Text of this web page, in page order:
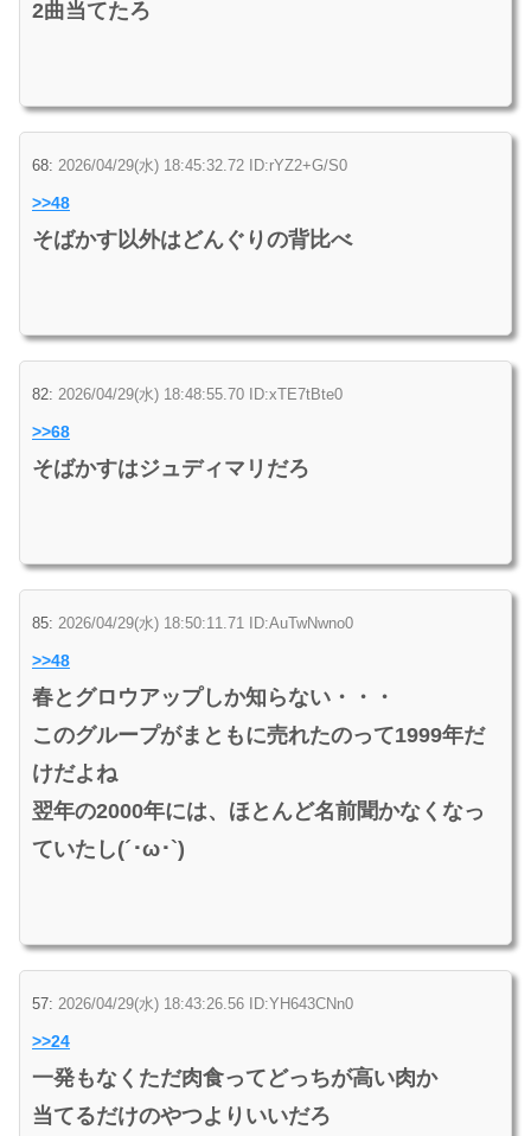
2曲当てたろ
68: 2026/04/29(水) 18:45:32.72 ID:rYZ2+G/S0
>>48
そばかす以外はどんぐりの背比べ
82: 2026/04/29(水) 18:48:55.70 ID:xTE7tBte0
>>68
そばかすはジュディマリだろ
85: 2026/04/29(水) 18:50:11.71 ID:AuTwNwno0
>>48
春とグロウアップしか知らない・・・
このグループがまともに売れたのって1999年だ
けだよね
翌年の2000年には、ほとんど名前聞かなくなっ
ていたし(´･ω･`)
57: 2026/04/29(水) 18:43:26.56 ID:YH643CNn0
>>24
一発もなくただ肉食ってどっちが高い肉か
当てるだけのやつよりいいだろ